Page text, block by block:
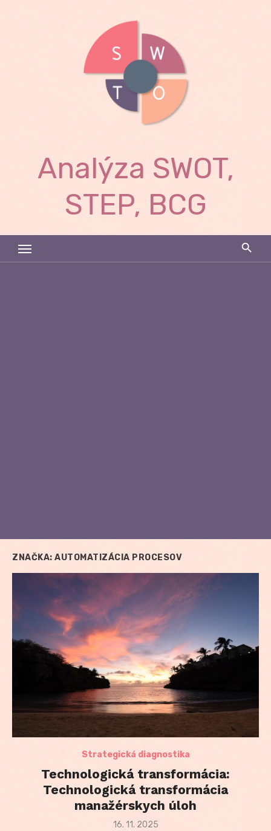
Analýza SWOT,
STEP, BCG
ZNAČKA: AUTOMATIZÁCIA PROCESOV
Strategická diagnostika
Technologická transformácia:
Technologická transformácia
manažérskych úloh
Posted
16. 11. 2025